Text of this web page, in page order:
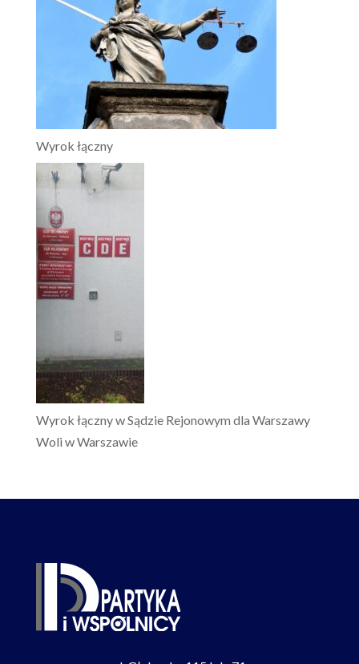
Wyrok łączny
Wyrok łączny w Sądzie Rejonowym dla Warszawy
Woli w Warszawie